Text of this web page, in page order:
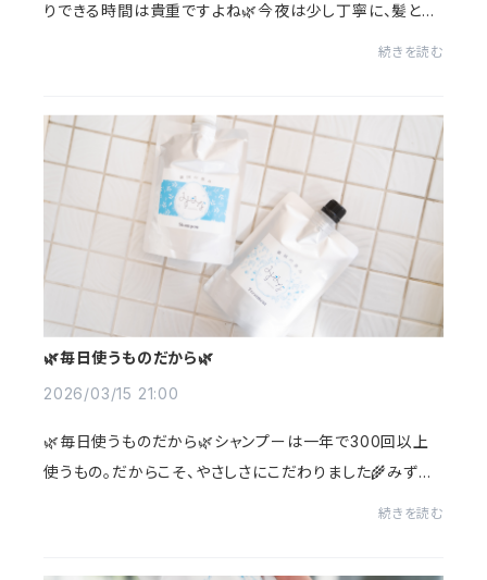
りできる時間は貴重ですよね🌿今夜は少し丁寧に、髪と頭
続きを読む
🌿毎日使うものだから🌿
2026/03/15 21:00
🌿毎日使うものだから🌿シャンプーは一年で300回以上
使うもの。だからこそ、やさしさにこだわりました🌾みずみ
続きを読む